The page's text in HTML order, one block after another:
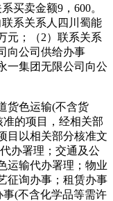
买卖金额9，600。
系关系人四川蜀能
元；（2）联系关系
向公司供给办事
一集团无限公司向公
色运输(不含货
的项目，经相关部
目以相关部分核准文
办署理；交通及公
运输代办署理；物业
征询办事；租赁办事
(不含化学品等需许